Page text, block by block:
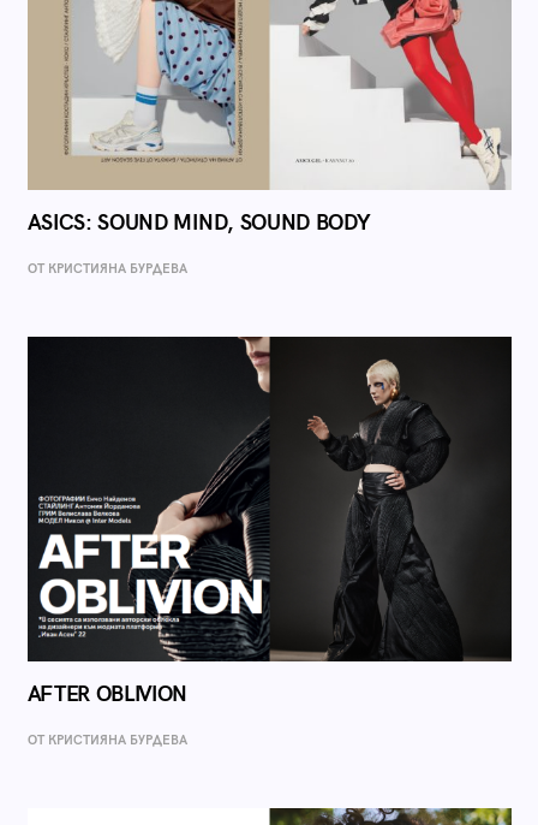
ASICS: SOUND MIND, SOUND BODY
ОТ КРИСТИЯНА БУРДЕВА
AFTER OBLIVION
ОТ КРИСТИЯНА БУРДЕВА